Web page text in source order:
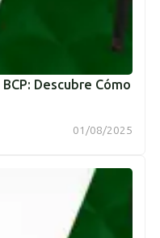
Descubre Cómo
01/08/2025